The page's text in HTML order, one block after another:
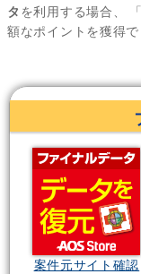
タ を利用する場合、
額なポイントを獲得で
案件元サイト確認